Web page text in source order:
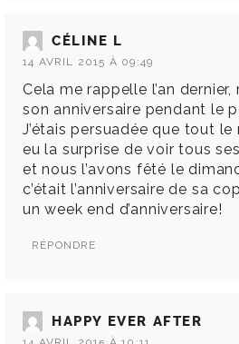
CÉLINE L
14 AVRIL 2015 À 09:49
Cela me rappelle l’an
son anniversaire pendant le
J’étais persuadée que tout
eu la surprise de voir tous
et nous l’avons fêté le
c’était l’anniversaire de sa
un week end d’anniversaire!
RÉPONDRE
HAPPY EVER AFTER